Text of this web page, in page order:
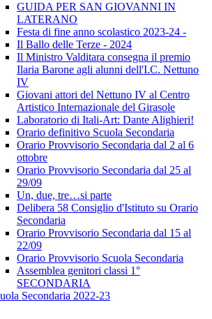
GUIDA PER SAN GIOVANNI IN
LATERANO
Festa di fine anno scolastico 2023-24 -
Il Ballo delle Terze - 2024
Il Ministro Valditara consegna il premio
Ilaria Barone agli alunni dell'I.C. Nettuno
IV
Giovani attori del Nettuno IV al Centro
Artistico Internazionale del Girasole
Laboratorio di Itali-Art: Dante Alighieri!
Orario definitivo Scuola Secondaria
Orario Provvisorio Secondaria dal 2 al 6
ottobre
Orario Provvisorio Secondaria dal 25 al
29/09
Un, due, tre…si parte
Delibera 58 Consiglio d'Istituto su Orario
Secondaria
Orario Provvisorio Secondaria dal 15 al
22/09
Orario Provvisorio Scuola Secondaria
Assemblea genitori classi 1°
SECONDARIA
Secondaria 2022-23